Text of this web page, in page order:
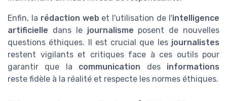
Enfin, la rédaction web et l'utilisation de l'intelligence
artificielle dans le journalisme posent de nouvelles
questions éthiques. Il est crucial que les journalistes
restent vigilants et critiques face à ces outils pour
garantir que la communication des informations
reste fidèle à la réalité et respecte les normes éthiques.